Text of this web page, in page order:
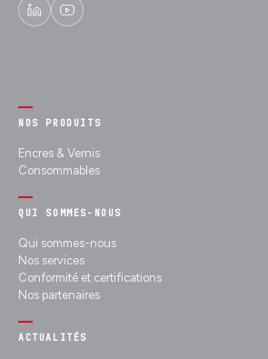
NOS PRODUITS
Encres & Vernis
Consommables
QUI SOMMES-NOUS
Qui sommes-nous
Nos services
Conformité et certifications
Nos partenaires
ACTUALITÉS